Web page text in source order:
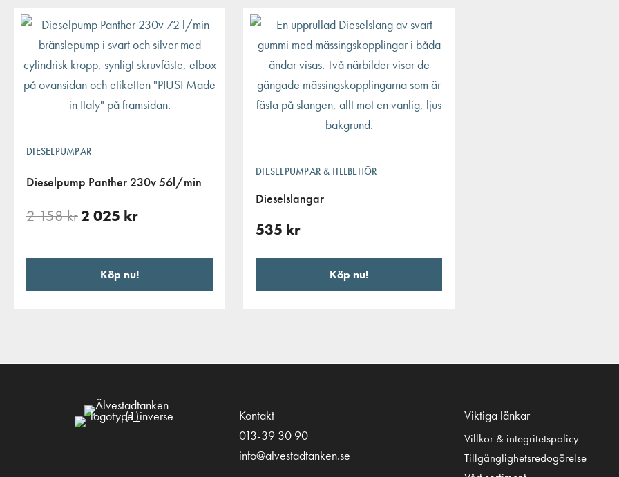
DIESELPUMPAR
Dieselpump Panther 230v 56l/min
2 158kr2 025 kr
Köp nu!
DIESELPUMPAR & TILLBEHÖR
Dieselslangar
535 kr
Köp nu!
Kontakt
013-39 30 90
info@alvestadtanken.se
Viktiga länkar
Villkor & integritetspolicy
Tillgänglighetsredogörelse